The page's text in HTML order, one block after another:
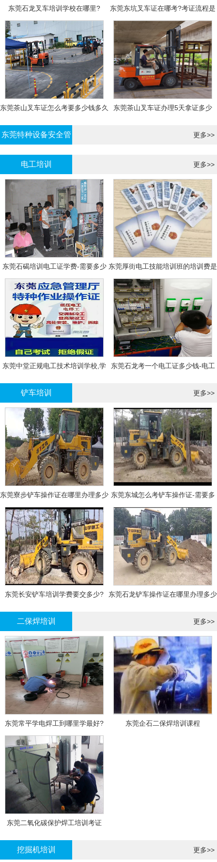
东莞石龙叉车培训学校在哪里?
东莞东坑叉车证在哪考?考证流程是
什么?需要什么资料?
东莞茶山叉车证怎么考要多少钱多久
东莞茶山叉车证办理5天拿证多少
东莞特种设备安全管
理证考证
更多>>
电工培训 更多>>
东莞石碣培训电工证学费-需要多少
钱?需要什么条件?
东莞厚街电工技能培训班的培训费是
多少?
东莞中堂正规电工技术培训学校,学
东莞石龙考一个电工证多少钱-电工
铲车培训 更多>>
东莞寮步铲车操作证在哪里办理多少
钱
东莞东城怎么考铲车操作证-需要多
少钱?
东莞长安铲车培训学费要交多少?
东莞石龙铲车操作证在哪里办理多少
二保焊培训 更多>>
东莞常平学电焊工到哪里学最好? 东莞企石二保焊培训课程
东莞二氧化碳保护焊工培训考证
挖掘机培训 更多>>